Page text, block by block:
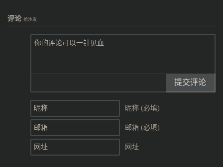
评论 抢沙发
提交评论
昵称 (必填)
邮箱 (必填)
网址